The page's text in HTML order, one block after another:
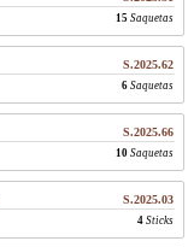
15 Saquetas
S.2025.62
6 Saquetas
S.2025.66
10 Saquetas
S.2025.03
4 Sticks